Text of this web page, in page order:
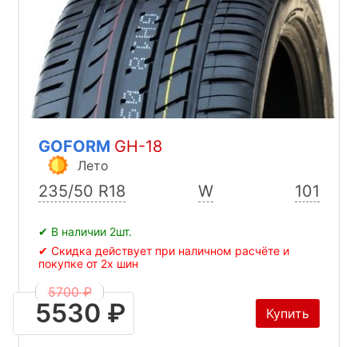
GOFORM GH-18
Лето
235/50 R18 W 101
✔ В наличии 2шт.
✔ Скидка действует при наличном расчёте и
покупке от 2х шин
5700 ₽
5530 ₽ Купить